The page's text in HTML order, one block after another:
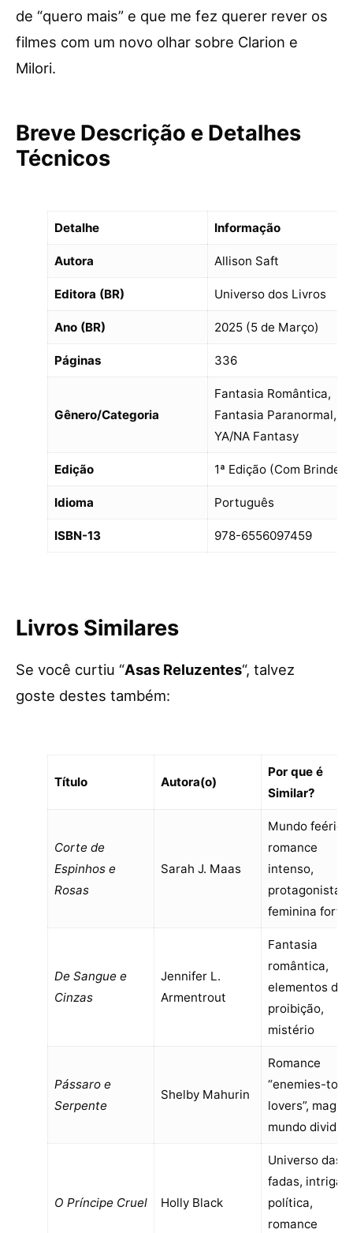
de “quero mais” e que me fez querer rever os
filmes com um novo olhar sobre Clarion e
Milori.
Breve Descrição e Detalhes
Técnicos
Detalhe Informação
Autora Allison Saft
Editora (BR) Universo dos Livros
Ano (BR) 2025 (5 de Março)
Páginas 336
Gênero/Categoria
Fantasia Romântica,
Fantasia Paranormal,
YA/NA Fantasy
Edição 1ª Edição (Com Brinde)
Idioma Português
ISBN-13 978-6556097459
Livros Similares
Se você curtiu “Asas Reluzentes“, talvez
goste destes também:
Título Autora(o)
Por que é
Similar?
Corte de
Espinhos e
Rosas
Sarah J. Maas
Mundo feérico,
romance
intenso,
protagonista
feminina forte
De Sangue e
Cinzas
Jennifer L.
Armentrout
Fantasia
romântica,
elementos de
proibição,
mistério
Pássaro e
Serpente
Shelby Mahurin
Romance
“enemies-to-
lovers”, magia,
mundo dividido
O Príncipe Cruel Holly Black
Universo das
fadas, intriga
política,
romance